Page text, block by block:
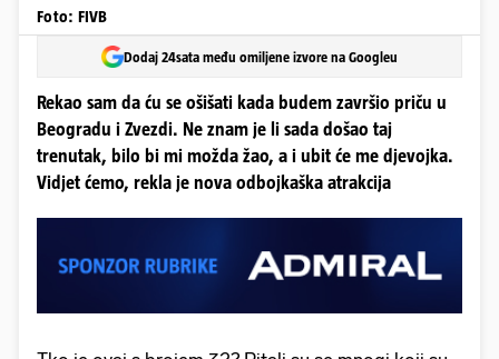
Foto: FIVB
Dodaj 24sata među omiljene izvore na Googleu
Rekao sam da ću se ošišati kada budem završio priču u
Beogradu i Zvezdi. Ne znam je li sada došao taj
trenutak, bilo bi mi možda žao, a i ubit će me djevojka.
Vidjet ćemo, rekla je nova odbojkaška atrakcija